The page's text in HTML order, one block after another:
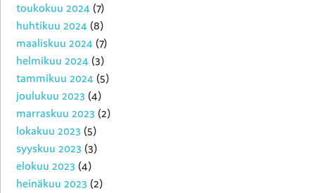
toukokuu 2024 (7)
huhtikuu 2024 (8)
maaliskuu 2024 (7)
helmikuu 2024 (3)
tammikuu 2024 (5)
joulukuu 2023 (4)
marraskuu 2023 (2)
lokakuu 2023 (5)
syyskuu 2023 (3)
elokuu 2023 (4)
heinäkuu 2023 (2)